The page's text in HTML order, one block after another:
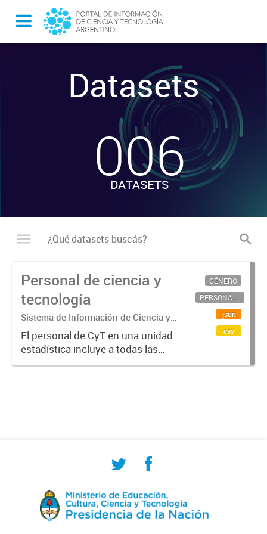
Datasets
-
006
DATASETS
Personal de ciencia y
tecnología
Sistema de Información de Ciencia y
Tecnología Argentino (SICYTAR)
El personal de CyT en una unidad
estadística incluye a todas las
personas involucradas
GÉNERO
PERSONAL CIENTÍFICO-TECNOLÓGICO
json
csv